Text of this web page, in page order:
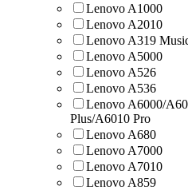
Lenovo A1000
Lenovo A2010
Lenovo A319
Lenovo A5000
Lenovo A526
Lenovo A536
Lenovo A6000/
Plus/A6010 Pro
Lenovo A680
Lenovo A7000
Lenovo A7010
Lenovo A859